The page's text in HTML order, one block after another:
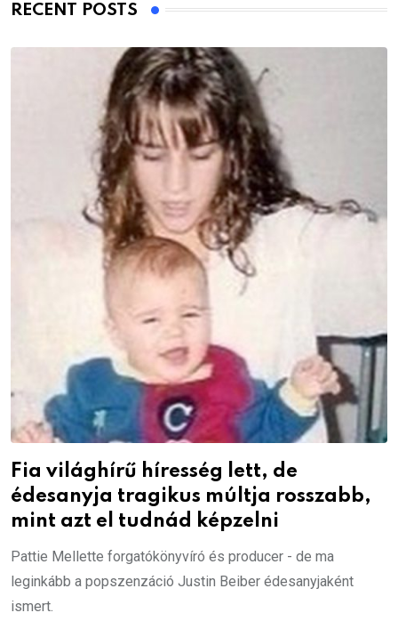
RECENT POSTS
Fia világhírű híresség lett, de
édesanyja tragikus múltja rosszabb,
mint azt el tudnád képzelni
Pattie Mellette forgatókönyvíró és producer - de ma
leginkább a popszenzáció Justin Beiber édesanyjaként
ismert.